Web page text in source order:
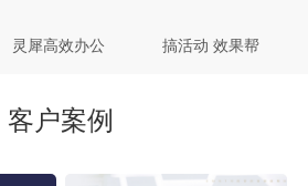
灵犀高效办公 搞活动 效果帮
客户案例